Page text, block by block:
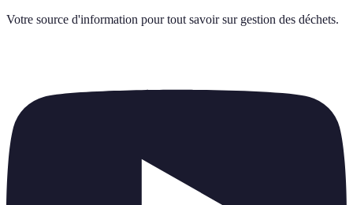
Votre source d'information pour tout savoir sur gestion des déchets.